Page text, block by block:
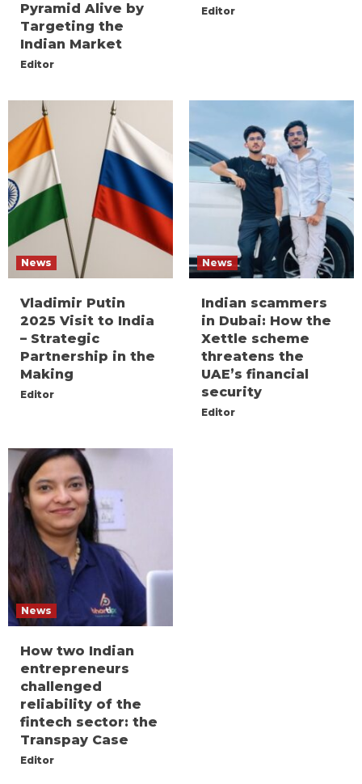
Pyramid Alive by
Targeting the
Indian Market
Editor
Editor
News
Vladimir Putin
2025 Visit to India
– Strategic
Partnership in the
Making
Editor
News
Indian scammers
in Dubai: How the
Xettle scheme
threatens the
UAE’s financial
security
Editor
News
How two Indian
entrepreneurs
challenged
reliability of the
fintech sector: the
Transpay Case
Editor